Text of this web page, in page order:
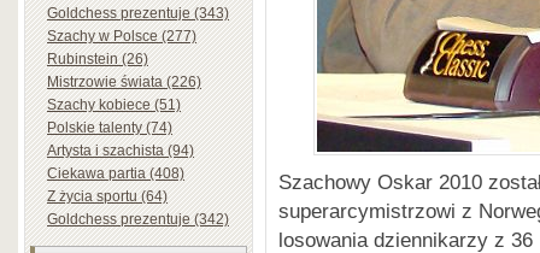
Goldchess prezentuje (343)
Szachy w Polsce (277)
Rubinstein (26)
Mistrzowie świata (226)
Szachy kobiece (51)
Polskie talenty (74)
Artysta i szachista (94)
Ciekawa partia (408)
Z życia sportu (64)
Goldchess prezentuje (342)
Szachowy Oskar 2010
superarcymistrzowi z
losowania dziennikarzy z 36